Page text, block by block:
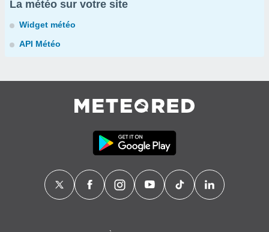
La météo sur votre site
Widget météo
API Météo